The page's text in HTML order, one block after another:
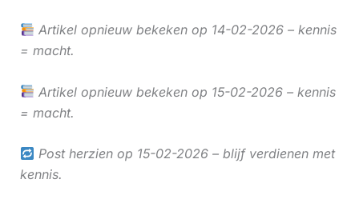
Artikel opnieuw bekeken op 14-02-2026 – kennis
= macht.
Artikel opnieuw bekeken op 15-02-2026 – kennis
= macht.
Post herzien op 15-02-2026 – blijf verdienen met
kennis.